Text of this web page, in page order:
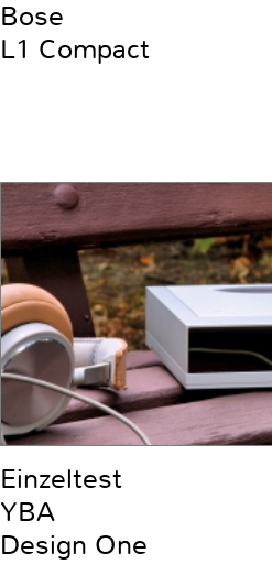
Bose
L1 Compact
Einzeltest
YBA
Design One